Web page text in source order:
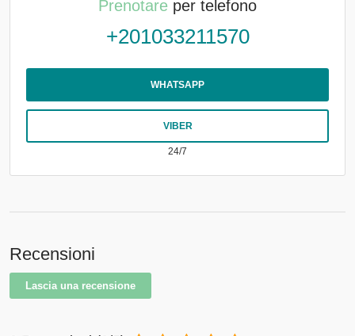
Prenotare per telefono
+201033211570
WHATSAPP
VIBER
24/7
Recensioni
Lascia una recensione